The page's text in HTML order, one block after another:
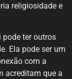
religiosidade e
pode ter outros
Ela pode ser um
com a
acreditam que a